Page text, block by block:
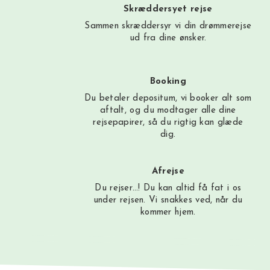
Skræddersyet rejse
Sammen skræddersyr vi din drømmerejse
ud fra dine ønsker.
Booking
Du betaler depositum, vi booker alt som
aftalt, og du modtager alle dine
rejsepapirer, så du rigtig kan glæde
dig.
Afrejse
Du rejser…! Du kan altid få fat i os
under rejsen. Vi snakkes ved, når du
kommer hjem.